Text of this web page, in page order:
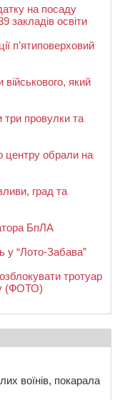
на посаду
закладів освіти
п’ятиповерховий
який
провулки та
центру обрали на
град та
БпЛА
у “Лото-Забава”
тротуар
(ФОТО)
воїнів, покарала